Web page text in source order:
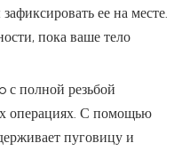
ее на месте.
пока ваше тело
полной резьбой
операциях. С помощью
пуговицу и